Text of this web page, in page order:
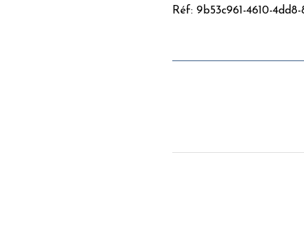
Réf: 9b53c961-4610-